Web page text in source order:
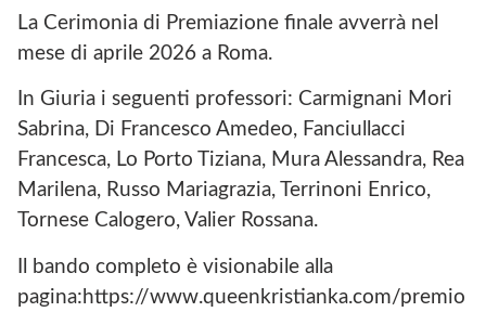
La Cerimonia di Premiazione finale avverrà nel
mese di aprile 2026 a Roma.
In Giuria i seguenti professori: Carmignani Mori
Sabrina, Di Francesco Amedeo, Fanciullacci
Francesca, Lo Porto Tiziana, Mura Alessandra, Rea
Marilena, Russo Mariagrazia, Terrinoni Enrico,
Tornese Calogero, Valier Rossana.
Il bando completo è visionabile alla
pagina:https://www.queenkristianka.com/premio